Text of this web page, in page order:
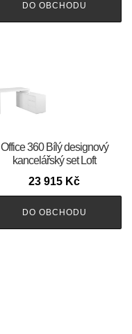
DO OBCHODU
Office 360 Bílý designový
kancelářský set Loft
23 915 Kč
DO OBCHODU